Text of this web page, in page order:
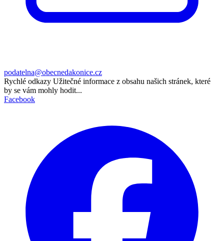
podatelna@obecnedakonice.cz
Rychlé odkazy Užitečné informace z obsahu našich stránek, které
by se vám mohly hodit...
Facebook